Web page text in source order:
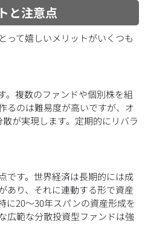
と注意点
って嬉しいメリットがいくつも
。複数のファンドや個別株を組
るのは難易度が高いですが、オ
が実現します。定期的にリバラ
です。世界経済は長期的には成
あり、それに連動する形で資産
に20〜30年スパンの資産形成を
広範な分散投資型ファンドは強